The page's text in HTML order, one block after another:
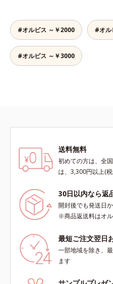
燥によるくすみをケアする植物性保
湿成分*6 ブライトニングフィルタ
ー（酸化チタン、シリカ、マイカ、
酸化鉄、トリメトキシシリルジメチ
ブラシに適量をとって、唇にやさし
くなじませてください。
#オルビス ～￥2000 #オル
#オルビス ～￥3000
送料無料
初めての方は、全
は、3,300円以上(
30日以内なら返
開封後でも発送日
※商品返送料はオ
最短ご注文翌日
一部地域を除き、
ます